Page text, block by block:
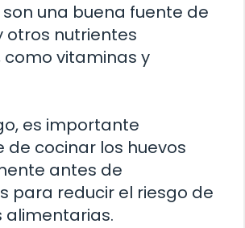
son una buena fuente de
otros nutrientes
como vitaminas y
es importante
de cocinar los huevos
antes de
para reducir el riesgo de
alimentarias.